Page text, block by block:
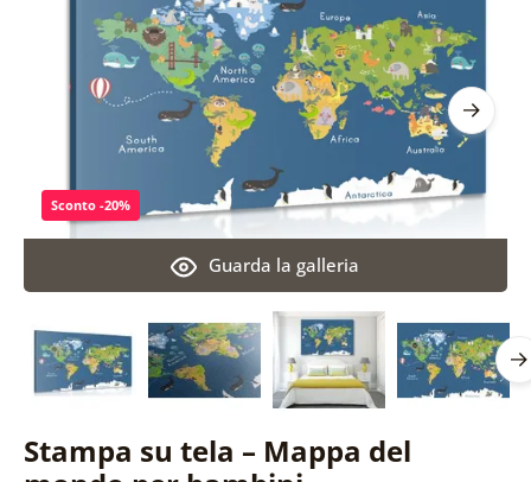
Stampa su tela – Mappa del
Guarda la galleria
Sconto -20%